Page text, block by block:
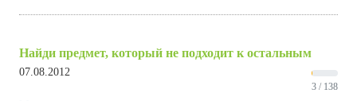
Найди предмет, который не подходит к остальным
07.08.2012
3 / 138